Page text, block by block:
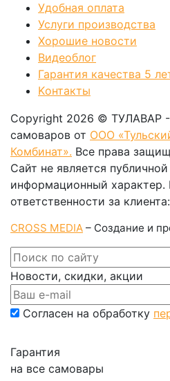
Удобная оплата
Услуги производства
Хорошие новости
Видеоблог
Гарантия качества 5
Kонтакты
Copyright 2026 © ТУЛАВАР -
самоваров от ООО
Комбинат». Все права
Сайт не является
информационный характер.
ответственности за
CROSS MEDIA – Создание и
Новости, скидки, акции
Согласен на обработку
Гарантия
на все самовары